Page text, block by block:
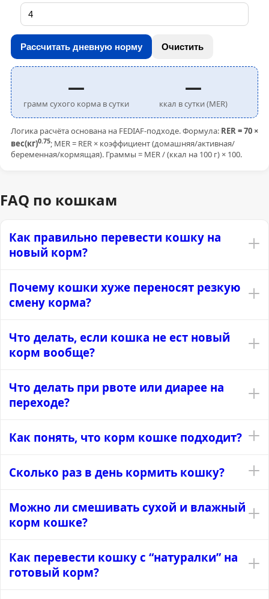
Рассчитать дневную норму Очистить
—
грамм сухого корма в сутки
—
ккал в сутки (MER)
Логика расчёта основана на FEDIAF-подходе. Формула: RER = 70 ×
вес(кг)0.75; MER = RER × коэффициент (домашняя/активная/
беременная/кормящая). Граммы = MER / (ккал на 100 г) × 100.
FAQ по кошкам
Как правильно перевести кошку на
новый корм?
Почему кошки хуже переносят резкую
смену корма?
Что делать, если кошка не ест новый
корм вообще?
Что делать при рвоте или диарее на
переходе?
Как понять, что корм кошке подходит?
Сколько раз в день кормить кошку?
Можно ли смешивать сухой и влажный
корм кошке?
Как перевести кошку с “натуралки” на
готовый корм?